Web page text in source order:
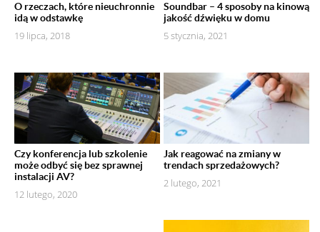
O rzeczach, które nieuchronnie
idą w odstawkę
19 lipca, 2018
Soundbar – 4 sposoby na kinową
jakość dźwięku w domu
5 stycznia, 2021
Czy konferencja lub szkolenie
może odbyć się bez sprawnej
instalacji AV?
12 lutego, 2020
Jak reagować na zmiany w
trendach sprzedażowych?
2 lutego, 2021